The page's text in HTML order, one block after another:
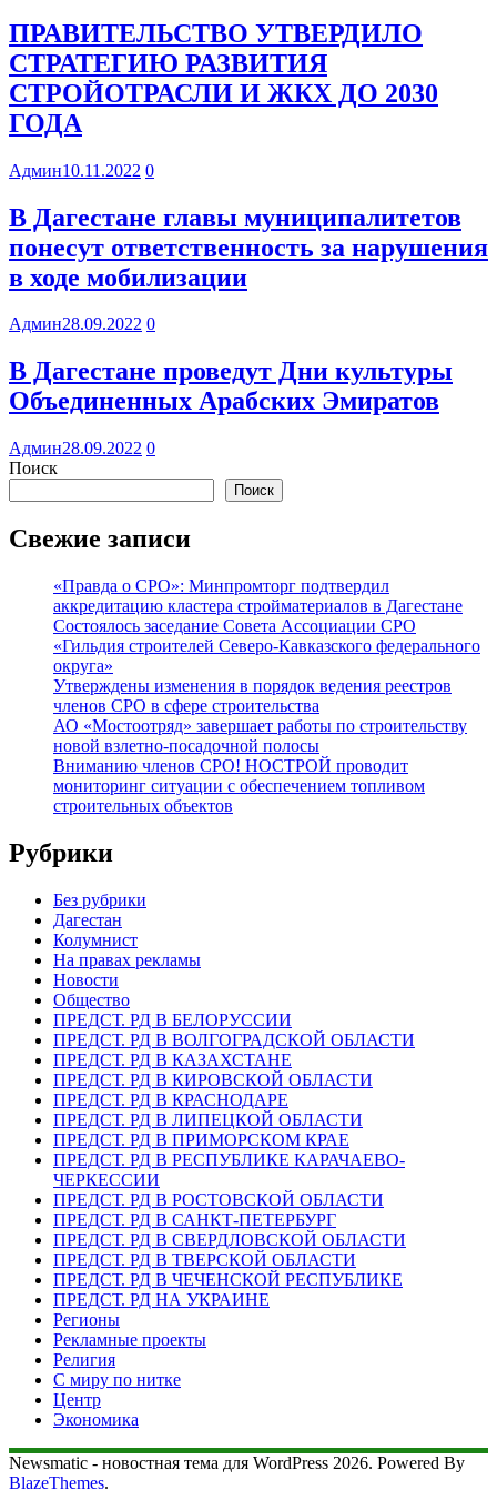
ПРАВИТЕЛЬСТВО УТВЕРДИЛО
СТРАТЕГИЮ РАЗВИТИЯ
СТРОЙОТРАСЛИ И ЖКХ ДО 2030
ГОДА
Админ10.11.2022 0
В Дагестане главы муниципалитетов
понесут ответственность за нарушения
в ходе мобилизации
Админ28.09.2022 0
В Дагестане проведут Дни культуры
Объединенных Арабских Эмиратов
Админ28.09.2022 0
Поиск
Поиск
Свежие записи
«Правда о СРО»: Минпромторг подтвердил
аккредитацию кластера стройматериалов в Дагестане
Состоялось заседание Совета Ассоциации СРО
«Гильдия строителей Северо-Кавказского федерального
округа»
Утверждены изменения в порядок ведения реестров
членов СРО в сфере строительства
АО «Мостоотряд» завершает работы по строительству
новой взлетно-посадочной полосы
Вниманию членов СРО! НОСТРОЙ проводит
мониторинг ситуации с обеспечением топливом
строительных объектов
Рубрики
Без рубрики
Дагестан
Колумнист
На правах рекламы
Новости
Общество
ПРЕДСТ. РД В БЕЛОРУССИИ
ПРЕДСТ. РД В ВОЛГОГРАДСКОЙ ОБЛАСТИ
ПРЕДСТ. РД В КАЗАХСТАНЕ
ПРЕДСТ. РД В КИРОВСКОЙ ОБЛАСТИ
ПРЕДСТ. РД В КРАСНОДАРЕ
ПРЕДСТ. РД В ЛИПЕЦКОЙ ОБЛАСТИ
ПРЕДСТ. РД В ПРИМОРСКОМ КРАЕ
ПРЕДСТ. РД В РЕСПУБЛИКЕ КАРАЧАЕВО-
ЧЕРКЕССИИ
ПРЕДСТ. РД В РОСТОВСКОЙ ОБЛАСТИ
ПРЕДСТ. РД В САНКТ-ПЕТЕРБУРГ
ПРЕДСТ. РД В СВЕРДЛОВСКОЙ ОБЛАСТИ
ПРЕДСТ. РД В ТВЕРСКОЙ ОБЛАСТИ
ПРЕДСТ. РД В ЧЕЧЕНСКОЙ РЕСПУБЛИКЕ
ПРЕДСТ. РД НА УКРАИНЕ
Регионы
Рекламные проекты
Религия
С миру по нитке
Центр
Экономика
Newsmatic - новостная тема для WordPress 2026. Powered By
BlazeThemes.